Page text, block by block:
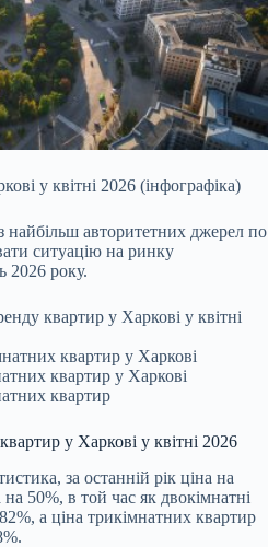
у квітні 2026 (інфографіка)
з найбільш авторитетних джерел по
ситуацію на ринку
2026 року.
квартир у Харкові у квітні
квартир у Харкові
квартир у Харкові
квартир
у Харкові у квітні 2026
, за останній рік ціна на
50%, в той час як двокімнатні
а ціна трикімнатних квартир